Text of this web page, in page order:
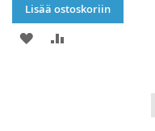
Lisää ostoskoriin
LISÄÄ